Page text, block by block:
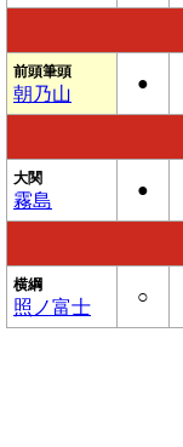
前頭筆頭
朝乃山
●
大関
霧島
●
横綱
照ノ富士
○